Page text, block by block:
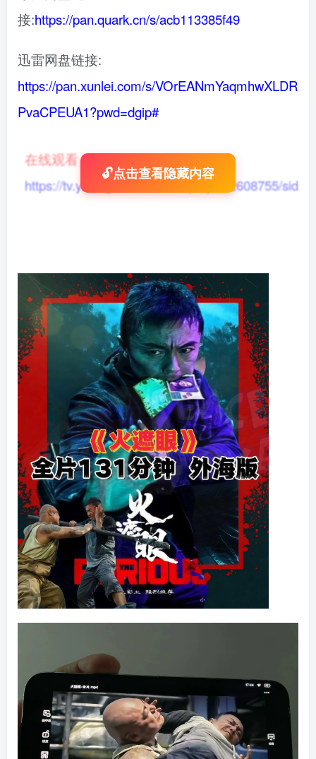
接:https://pan.quark.cn/s/acb113385f49
迅雷网盘链接:
https://pan.xunlei.com/s/VOrEANmYaqmhwXLDR
PvaCPEUA1?pwd=dgip#
在线观看：
https://tv.yikong666.com/vod/play/id/2608755/sid/
🔓点击查看隐藏内容